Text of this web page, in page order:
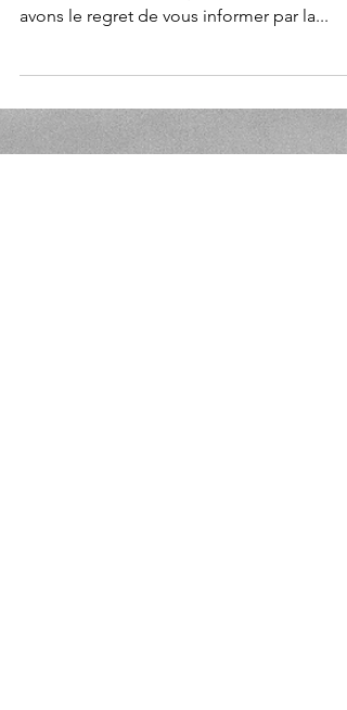
économique
... fin ou
début d'un
rêve !